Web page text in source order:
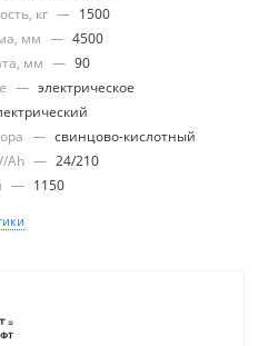
кг — 1500
мм — 4500
мм — 90
— электрическое
— свинцово-кислотный
Ah — 24/210
— 1150